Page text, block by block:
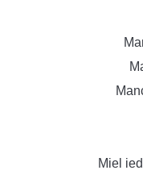
Miel